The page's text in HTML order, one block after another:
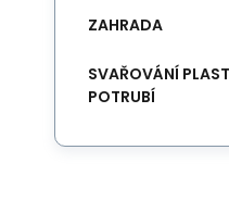
ZAHRADA
SVAŘOVÁNÍ
POTRUBÍ